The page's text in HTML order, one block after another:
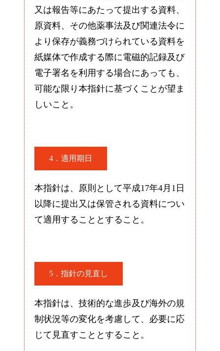
又は報告等にあたって提出する資料、
原資料、その他薬事法及び関連法令に
より保存が義務づけられている資料を
紙媒体で作成する際に電磁的記録及び
電子署名を利用する場合にあっても、
可能な限り本指針に基づくことが望ま
しいこと。
4．適用期日
本指針は、原則として平成17年4月1日
以降に提出又は保管される資料につい
て適用することとすること。
5．指針の見直し
本指針は、技術的な進歩及び海外の規
制状況等の変化を考慮して、必要に応
じて見直すこととすること。